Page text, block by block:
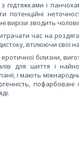
підтяжками і
потенційні
вирізи зводить
час на
втілюючи свої
білизни,
для шиття і
і мають